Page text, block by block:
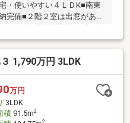
・使いやすい４ＬＤK■南東
完備■２階２室は出窓がある
（ハイルーフ車可能・寸法
ご内覧頂けます※建物の契約
※建物設備の修補責任は免
1,790万円 3LDK
万円
3LDK
積91.5m2